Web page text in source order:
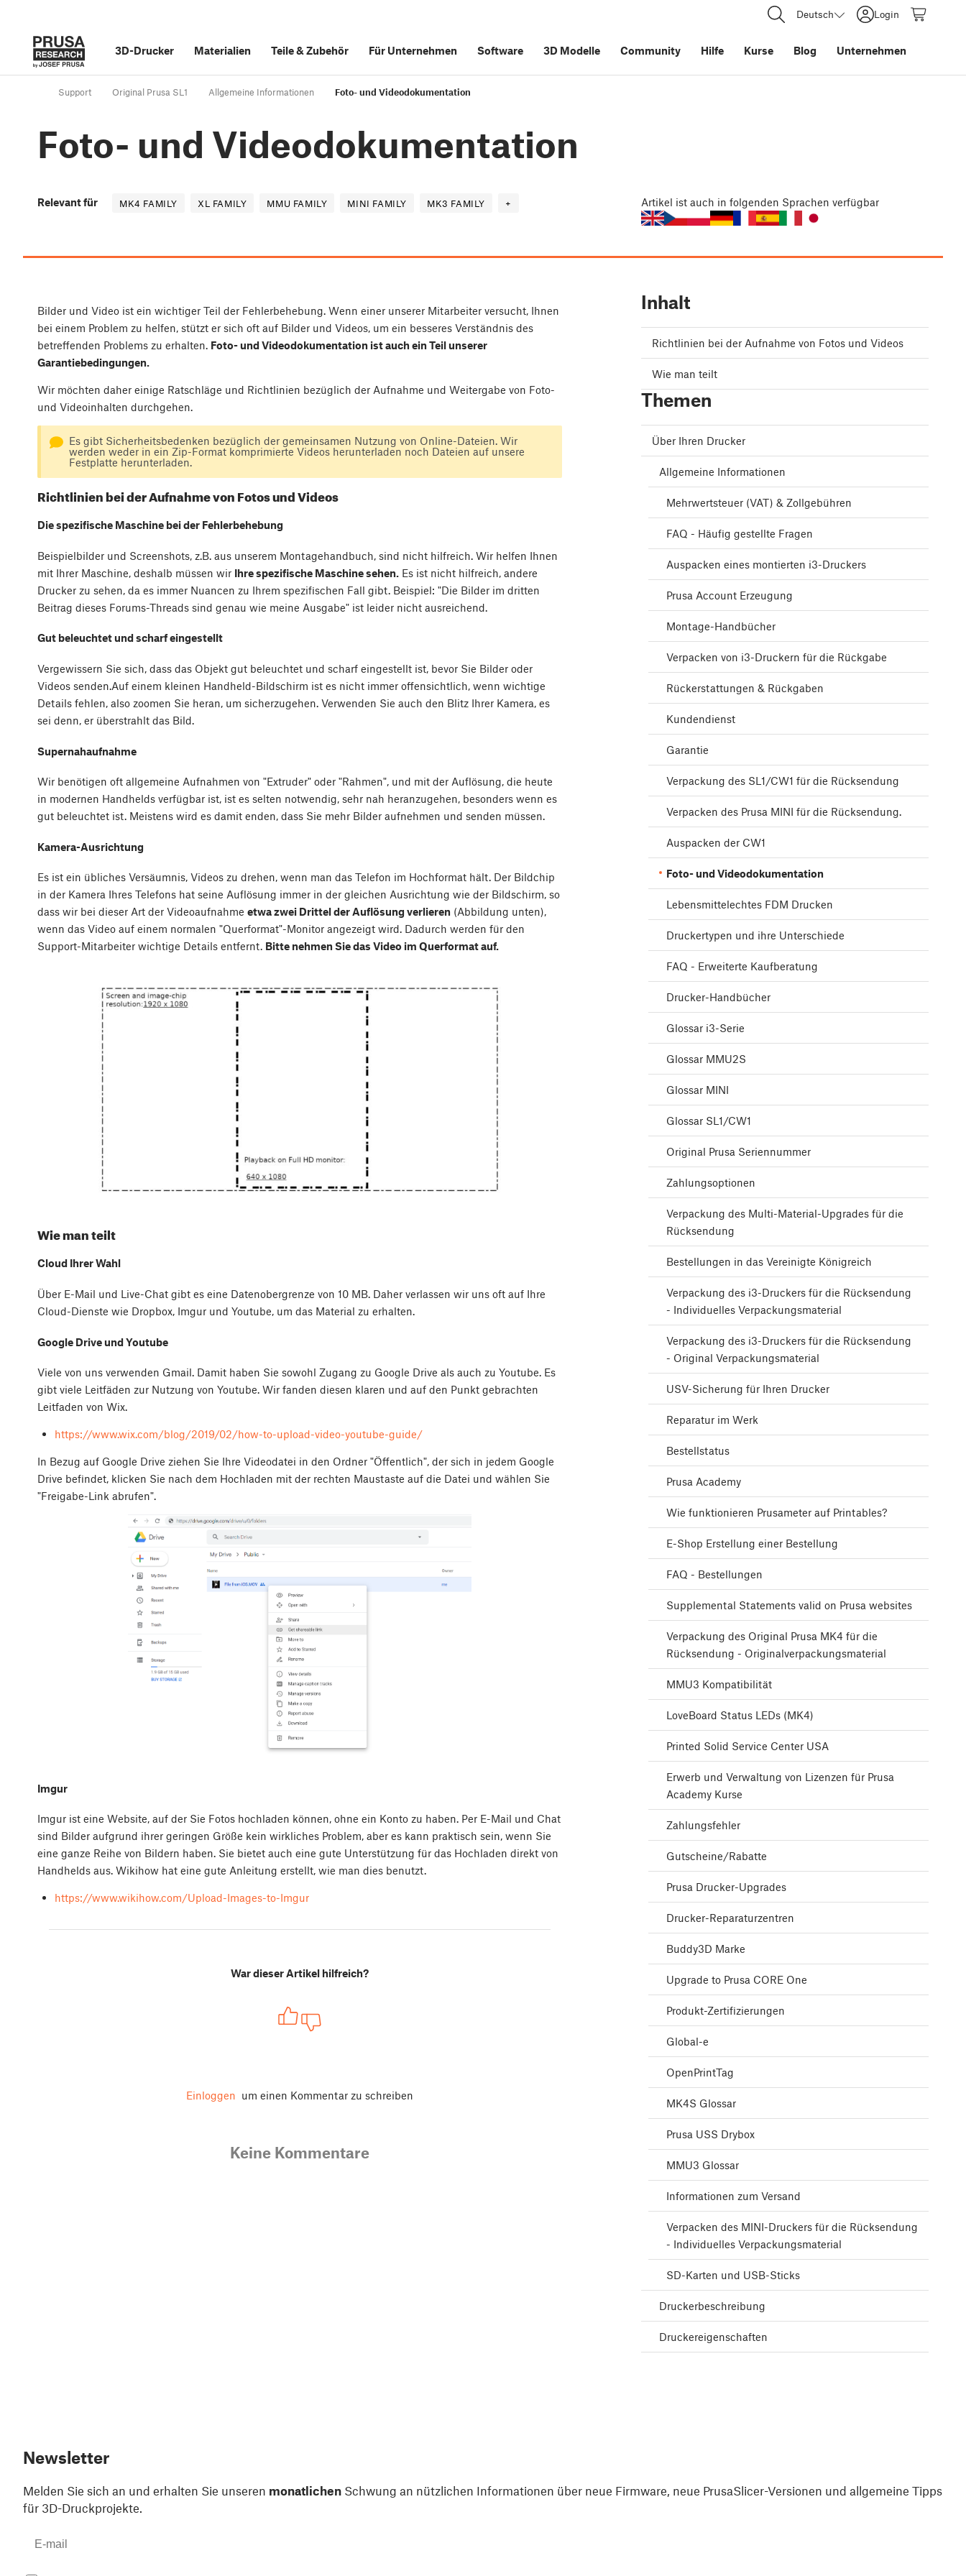
Deutsch Login
3D-Drucker Materialien Teile&Zubehör Für Unternehmen Software 3D Modelle Community Hilfe Kurse Blog Unternehmen
Support Original Prusa SL1 Allgemeine Informationen Foto- und Videodokumentation
Foto- und Videodokumentation
Relevant für MK4 FAMILY XL FAMILY MMU FAMILY MINI FAMILY MK3 FAMILY + Artikel ist auch in folgenden Sprachen verfügbar
Bilder und Video ist ein wichtiger Teil der Fehlerbehebung. Wenn einer unserer Mitarbeiter versucht, Ihnen
bei einem Problem zu helfen, stützt er sich oft auf Bilder und Videos, um ein besseres Verständnis des
betreffenden Problems zu erhalten. Foto- und Videodokumentation ist auch ein Teil unserer
Garantiebedingungen.
Wir möchten daher einige Ratschläge und Richtlinien bezüglich der Aufnahme und Weitergabe von Foto-
und Videoinhalten durchgehen.
Es gibt Sicherheitsbedenken bezüglich der gemeinsamen Nutzung von Online-Dateien. Wir
werden weder in ein Zip-Format komprimierte Videos herunterladen noch Dateien auf unsere
Festplatte herunterladen.
Richtlinien bei der Aufnahme von Fotos und Videos
Die spezifische Maschine bei der Fehlerbehebung
Beispielbilder und Screenshots, z.B. aus unserem Montagehandbuch, sind nicht hilfreich. Wir helfen Ihnen
mit Ihrer Maschine, deshalb müssen wir Ihre spezifische Maschine sehen. Es ist nicht hilfreich, andere
Drucker zu sehen, da es immer Nuancen zu Ihrem spezifischen Fall gibt. Beispiel: "Die Bilder im dritten
Beitrag dieses Forums-Threads sind genau wie meine Ausgabe" ist leider nicht ausreichend.
Gut beleuchtet und scharf eingestellt
Vergewissern Sie sich, dass das Objekt gut beleuchtet und scharf eingestellt ist, bevor Sie Bilder oder
Videos senden.Auf einem kleinen Handheld-Bildschirm ist es nicht immer offensichtlich, wenn wichtige
Details fehlen, also zoomen Sie heran, um sicherzugehen. Verwenden Sie auch den Blitz Ihrer Kamera, es
sei denn, er überstrahlt das Bild.
Supernahaufnahme
Wir benötigen oft allgemeine Aufnahmen von "Extruder" oder "Rahmen", und mit der Auflösung, die heute
in modernen Handhelds verfügbar ist, ist es selten notwendig, sehr nah heranzugehen, besonders wenn es
gut beleuchtet ist. Meistens wird es damit enden, dass Sie mehr Bilder aufnehmen und senden müssen.
Kamera-Ausrichtung
Es ist ein übliches Versäumnis, Videos zu drehen, wenn man das Telefon im Hochformat hält. Der Bildchip
in der Kamera Ihres Telefons hat seine Auflösung immer in der gleichen Ausrichtung wie der Bildschirm, so
dass wir bei dieser Art der Videoaufnahme etwa zwei Drittel der Auflösung verlieren (Abbildung unten),
wenn das Video auf einem normalen "Querformat"-Monitor angezeigt wird. Dadurch werden für den
Support-Mitarbeiter wichtige Details entfernt. Bitte nehmen Sie das Video im Querformat auf.
Wie man teilt
Cloud Ihrer Wahl
Über E-Mail und Live-Chat gibt es eine Datenobergrenze von 10 MB. Daher verlassen wir uns oft auf Ihre
Cloud-Dienste wie Dropbox, Imgur und Youtube, um das Material zu erhalten.
Google Drive und Youtube
Viele von uns verwenden Gmail. Damit haben Sie sowohl Zugang zu Google Drive als auch zu Youtube. Es
gibt viele Leitfäden zur Nutzung von Youtube. Wir fanden diesen klaren und auf den Punkt gebrachten
Leitfaden von Wix.
https://www.wix.com/blog/2019/02/how-to-upload-video-youtube-guide/
In Bezug auf Google Drive ziehen Sie Ihre Videodatei in den Ordner "Öffentlich", der sich in jedem Google
Drive befindet, klicken Sie nach dem Hochladen mit der rechten Maustaste auf die Datei und wählen Sie
"Freigabe-Link abrufen".
Imgur
Imgur ist eine Website, auf der Sie Fotos hochladen können, ohne ein Konto zu haben. Per E-Mail und Chat
sind Bilder aufgrund ihrer geringen Größe kein wirkliches Problem, aber es kann praktisch sein, wenn Sie
eine ganze Reihe von Bildern haben. Sie bietet auch eine gute Unterstützung für das Hochladen direkt von
Handhelds aus. Wikihow hat eine gute Anleitung erstellt, wie man dies benutzt.
https://www.wikihow.com/Upload-Images-to-Imgur
War dieser Artikel hilfreich?
Einloggen um einen Kommentar zu schreiben
Keine Kommentare
Inhalt
Richtlinien bei der Aufnahme von Fotos und Videos
Wie man teilt
Themen
Über Ihren Drucker
Allgemeine Informationen
Mehrwertsteuer (VAT) & Zollgebühren
FAQ - Häufig gestellte Fragen
Auspacken eines montierten i3-Druckers
Prusa Account Erzeugung
Montage-Handbücher
Verpacken von i3-Druckern für die Rückgabe
Rückerstattungen & Rückgaben
Kundendienst
Garantie
Verpackung des SL1/CW1 für die Rücksendung
Verpacken des Prusa MINI für die Rücksendung.
Auspacken der CW1
Foto- und Videodokumentation
Lebensmittelechtes FDM Drucken
Druckertypen und ihre Unterschiede
FAQ - Erweiterte Kaufberatung
Drucker-Handbücher
Glossar i3-Serie
Glossar MMU2S
Glossar MINI
Glossar SL1/CW1
Original Prusa Seriennummer
Zahlungsoptionen
Verpackung des Multi-Material-Upgrades für die
Rücksendung
Bestellungen in das Vereinigte Königreich
Verpackung des i3-Druckers für die Rücksendung
- Individuelles Verpackungsmaterial
Verpackung des i3-Druckers für die Rücksendung
- Original Verpackungsmaterial
USV-Sicherung für Ihren Drucker
Reparatur im Werk
Bestellstatus
Prusa Academy
Wie funktionieren Prusameter auf Printables?
E-Shop Erstellung einer Bestellung
FAQ - Bestellungen
Supplemental Statements valid on Prusa websites
Verpackung des Original Prusa MK4 für die
Rücksendung - Originalverpackungsmaterial
MMU3 Kompatibilität
LoveBoard Status LEDs (MK4)
Printed Solid Service Center USA
Erwerb und Verwaltung von Lizenzen für Prusa
Academy Kurse
Zahlungsfehler
Gutscheine/Rabatte
Prusa Drucker-Upgrades
Drucker-Reparaturzentren
Buddy3D Marke
Upgrade to Prusa CORE One
Produkt-Zertifizierungen
Global-e
OpenPrintTag
MK4S Glossar
Prusa USS Drybox
MMU3 Glossar
Informationen zum Versand
Verpacken des MINI-Druckers für die Rücksendung
- Individuelles Verpackungsmaterial
SD-Karten und USB-Sticks
Druckerbeschreibung
Druckereigenschaften
Newsletter
Melden Sie sich an und erhalten Sie unseren monatlichen Schwung an nützlichen Informationen über neue Firmware, neue PrusaSlicer-Versionen und allgemeine Tipps
für 3D-Druckprojekte.